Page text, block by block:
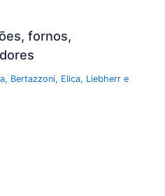
fornos,
Bertazzoni, Elica, Liebherr e